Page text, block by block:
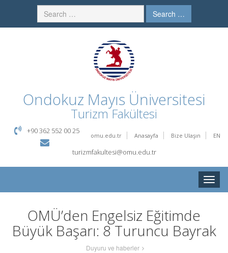
Search …
Ondokuz Mayıs Üniversitesi
Turizm Fakültesi
omu.edu.tr Anasayfa Bize Ulaşın EN
+90 362 552 00 25
turizmfakultesi@omu.edu.tr
Toggle
OMÜ’den Engelsiz Eğitimde
Büyük Başarı: 8 Turuncu Bayrak
Duyuru ve haberler